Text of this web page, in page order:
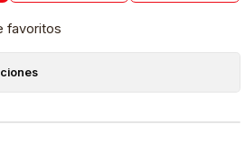
favoritos